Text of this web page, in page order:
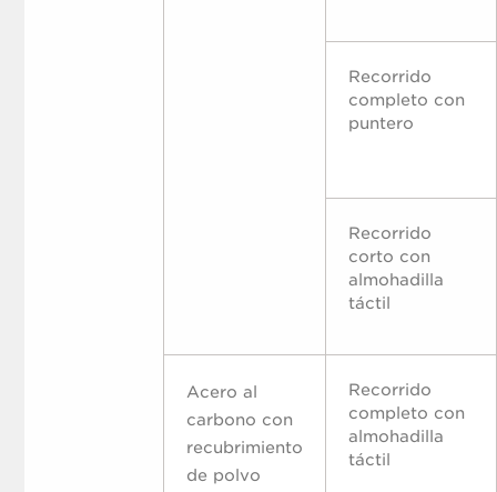
Recorrido
completo con
puntero
Recorrido
corto con
almohadilla
táctil
Acero al
carbono con
recubrimiento
de polvo
Recorrido
completo con
almohadilla
táctil